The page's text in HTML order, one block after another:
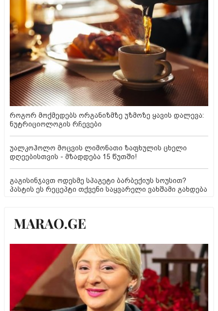
როგორ მოქმედებს ორგანიზმზე უზმოზე ყავის დალევა:
ნუტრიციოლოგის რჩევები
უალკოჰოლო მოცვის ლიმონათი ზაფხულის ცხელი
დღეებისთვის - მზადდება 15 წუთში!
გაგისინჯავთ ოდესმე სპაგეტი ბარბექიუს სოუსით?
პასტის ეს რეცეპტი თქვენი საყვარელი ვახშამი გახდება